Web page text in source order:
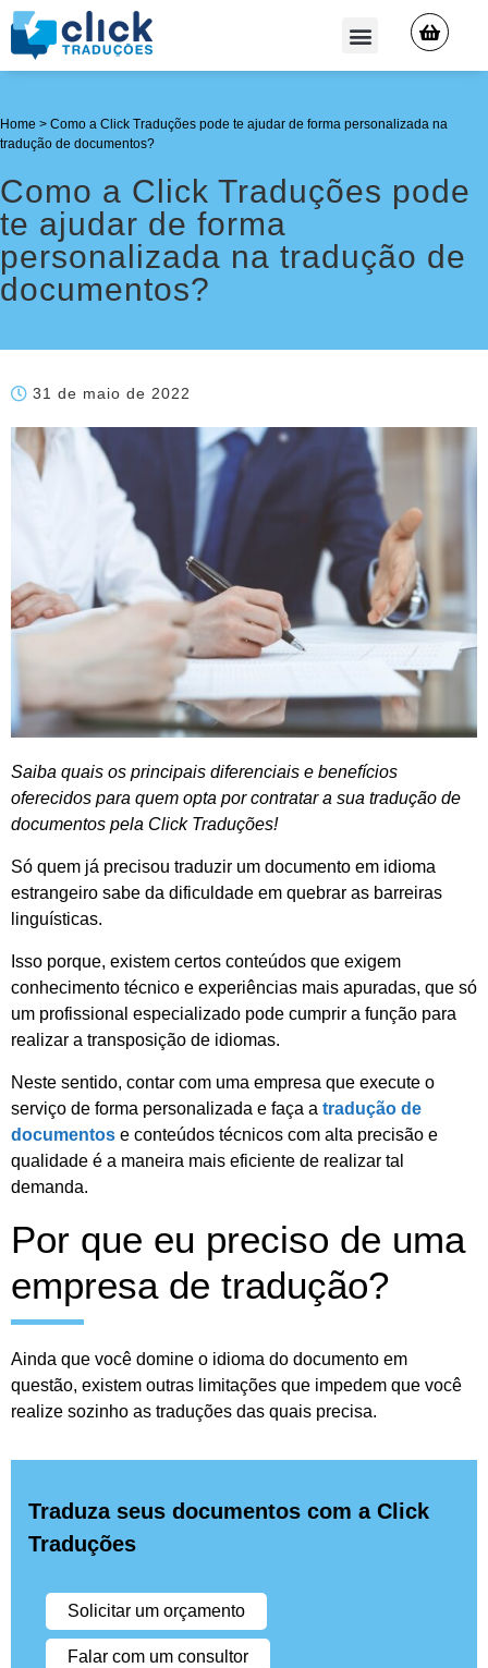
Home > Como a Click Traduções pode te ajudar de forma personalizada na
tradução de documentos?
Como a Click Traduções pode
te ajudar de forma
personalizada na tradução de
documentos?
31 de maio de 2022
Saiba quais os principais diferenciais e benefícios
oferecidos para quem opta por contratar a sua tradução de
documentos pela Click Traduções!
Só quem já precisou traduzir um documento em idioma
estrangeiro sabe da dificuldade em quebrar as barreiras
linguísticas.
Isso porque, existem certos conteúdos que exigem
conhecimento técnico e experiências mais apuradas, que só
um profissional especializado pode cumprir a função para
realizar a transposição de idiomas.
Neste sentido, contar com uma empresa que execute o
serviço de forma personalizada e faça a tradução de
documentos e conteúdos técnicos com alta precisão e
qualidade é a maneira mais eficiente de realizar tal
demanda.
Por que eu preciso de uma
empresa de tradução?
Ainda que você domine o idioma do documento em
questão, existem outras limitações que impedem que você
realize sozinho as traduções das quais precisa.
Traduza seus documentos com a Click
Traduções
Solicitar um orçamento
Falar com um consultor